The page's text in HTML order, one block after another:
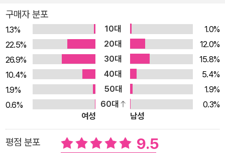
구매자 분포
1.3% 10대
1.0%
22.5%
20대
12.0%
26.9%
30대
15.8%
10.4%
40대
5.4%
1.9%
50대
1.9%
0.6%
60대
0.3%
여성
남성
평점 분포 9.5